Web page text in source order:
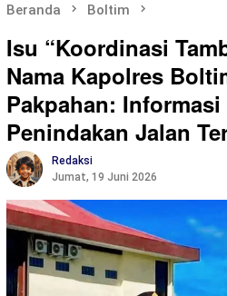
Beranda Boltim
Isu “Koordinasi
Nama Kapolres
Pakpahan: Informasi
Penindakan Jalan
Redaksi
Jumat, 19 Juni 2026